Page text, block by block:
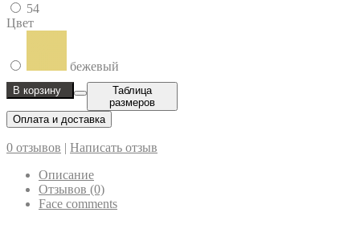
54
Цвет
бежевый
В корзину
Таблица
размеров
Оплата и доставка
0 отзывов | Написать отзыв
Описание
Отзывов (0)
Face comments